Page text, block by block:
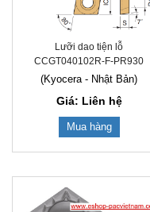
Lưỡi dao tiện lỗ
CCGT040102R-F-PR930
(Kyocera - Nhật Bản)
Giá: Liên hệ
Mua hàng